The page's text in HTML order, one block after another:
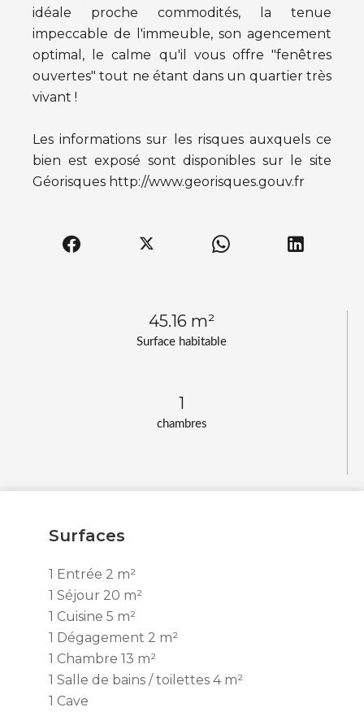
Surface habitable
45.16 m²
chambres
1
idéale proche commodités, la tenue
impeccable de l'immeuble, son agencement
optimal, le calme qu'il vous offre "fenêtres
ouvertes" tout ne étant dans un quartier très
vivant !
Les informations sur les risques auxquels ce
bien est exposé sont disponibles sur le site
Géorisques http://www.georisques.gouv.fr
Surfaces
1 Entrée 2 m²
1 Séjour 20 m²
1 Cuisine 5 m²
1 Dégagement 2 m²
1 Chambre 13 m²
1 Salle de bains / toilettes 4 m²
1 Cave